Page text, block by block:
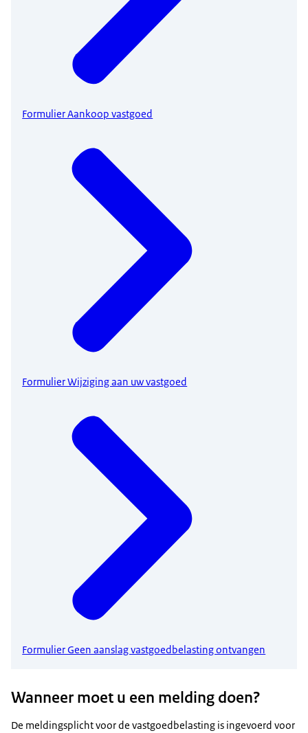
Formulier Aankoop vastgoed
Formulier Wijziging aan uw vastgoed
Formulier Geen aanslag vastgoedbelasting ontvangen
Wanneer moet u een melding doen?
De meldingsplicht voor de vastgoedbelasting is ingevoerd voor